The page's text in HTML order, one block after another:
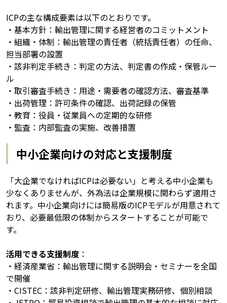
ICPの主な構成要素は以下のとおりです。
・基本方針：輸出管理に関する経営者のコミットメント
・組織・体制：輸出管理の責任者（統括責任者）の任命、
担当部署の設置
・該非判定手続き：判定の方法、判定書の作成・保管ルー
ル
・取引審査手続き：用途・需要者の確認方法、審査基準
・出荷管理：許可条件の確認、出荷記録の保管
・教育：役員・従業員への定期的な研修
・監査：内部監査の実施、改善措置
中小企業向けの対応と支援制度
「大企業でなければICPは必要ない」と考える中小企業も
少なくありませんが、外為法は企業規模に関わらず適用さ
れます。中小企業向けには簡易版のICPモデルが用意されて
おり、必要最低限の体制からスタートすることが可能で
す。
活用できる支援制度 ：
・経済産業省：輸出管理に関する説明会・セミナーを全国
で開催
・CISTEC：該非判定研修、輸出管理実務研修、個別相談